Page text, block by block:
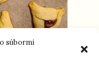
súbormi(M/P)